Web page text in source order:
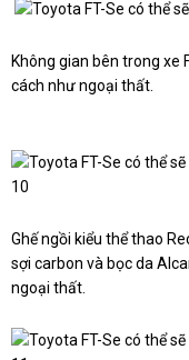
Không gian bên trong xe
cách như ngoại thất.
Ghế ngồi kiểu thể thao
sợi carbon và bọc da
ngoại thất.